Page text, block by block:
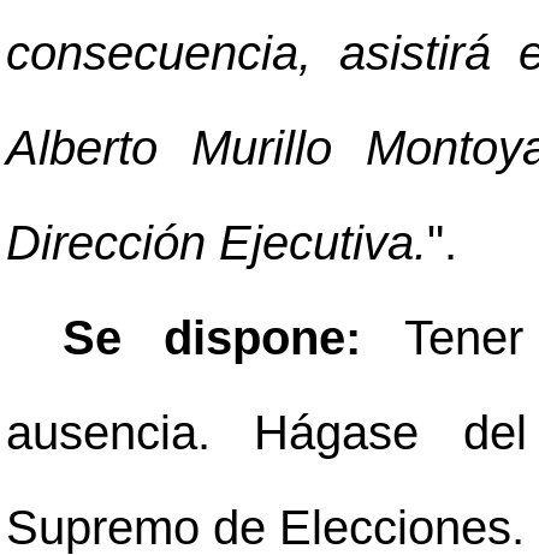
consecuencia,
Alberto Murillo
Dirección Ejecutiva.".
Se dispone:
ausencia. Hágase
Supremo de Elecciones.